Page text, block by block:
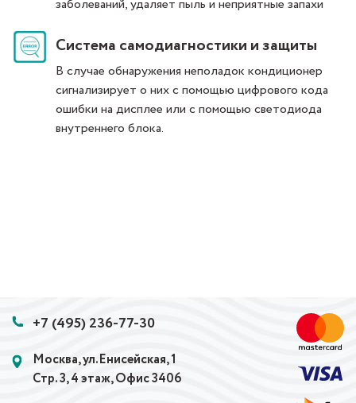
заболеваний, удаляет пыль и неприятные запахи
Система самодиагностики и защиты
В случае обнаружения неполадок кондиционер
сигнализирует о них с помощью цифрового кода
ошибки на дисплее или с помощью светодиода
внутреннего блока.
+7 (495) 236-77-30
Москва, ул.Енисейская, 1
Стр. 3, 4 этаж, Офис 3406